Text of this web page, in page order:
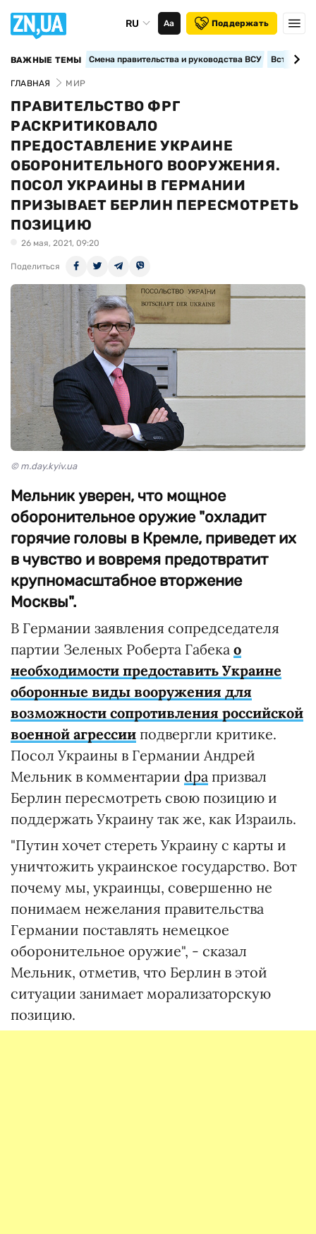
RU Аа Поддержать
ВАЖНЫЕ ТЕМЫ Смена правительства и руководства ВСУ
ГЛАВНАЯ МИР
ПРАВИТЕЛЬСТВО ФРГ
РАСКРИТИКОВАЛО
ПРЕДОСТАВЛЕНИЕ УКРАИНЕ
ОБОРОНИТЕЛЬНОГО ВООРУЖЕНИЯ.
ПОСОЛ УКРАИНЫ В ГЕРМАНИИ
ПРИЗЫВАЕТ БЕРЛИН ПЕРЕСМОТРЕТЬ
ПОЗИЦИЮ
26 мая, 2021, 09:20
Поделиться
© m.day.kyiv.ua
Мельник уверен, что мощное
оборонительное оружие "охладит
горячие головы в Кремле, приведет их
в чувство и вовремя предотвратит
крупномасштабное вторжение
Москвы".
В Германии заявления сопредседателя
партии Зеленых Роберта Габека о
необходимости предоставить Украине
оборонные виды вооружения для
возможности сопротивления российской
военной агрессии подвергли критике.
Посол Украины в Германии Андрей
Мельник в комментарии dpa призвал
Берлин пересмотреть свою позицию и
поддержать Украину так же, как Израиль.
"Путин хочет стереть Украину с карты и
уничтожить украинское государство. Вот
почему мы, украинцы, совершенно не
понимаем нежелания правительства
Германии поставлять немецкое
оборонительное оружие", - сказал
Мельник, отметив, что Берлин в этой
ситуации занимает морализаторскую
позицию.